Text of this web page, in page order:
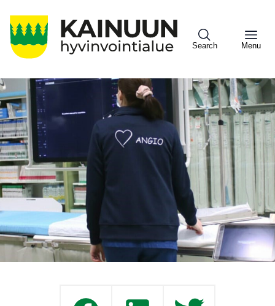
pääsisältöön
Search Menu
Sote
Menu
Asiakkaille